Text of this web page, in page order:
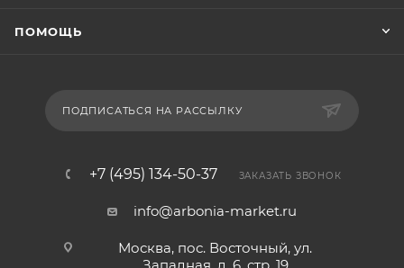
ПОМОЩЬ
ПОДПИСАТЬСЯ НА РАССЫЛКУ
+7 (495) 134-50-37 ЗАКАЗАТЬ ЗВОНОК
info@arbonia-market.ru
Москва, пос. Восточный, ул.